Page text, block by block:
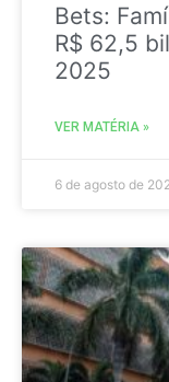
Bets:
R$ 62,5
2025
VER MATÉRIA »
6 de agosto de